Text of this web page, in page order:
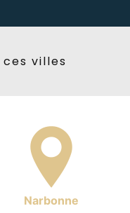
villes
Narbonne